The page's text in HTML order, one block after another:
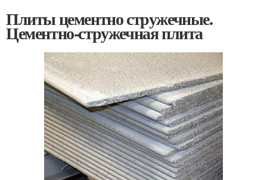
Плиты цементно стружечные.
Цементно-стружечная плита